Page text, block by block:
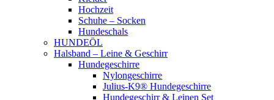
Hochzeit
Schuhe – Socken
Hundeschals
HUNDEÖL
Halsband – Leine & Geschirr
Hundegeschirre
Nylongeschirre
Julius-K9® Hundegeschirre
Hundegeschirr & Leinen Set